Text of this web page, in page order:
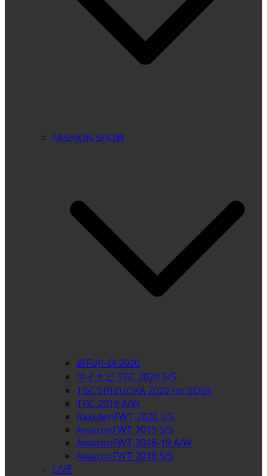
FASHION SHOW
超FUJI-Q! 2020
マイナビ TGC 2020 S/S
TGC SHIZUOKA 2020 for SDGs
TGC 2019 A/W
RakutenFWT 2020 S/S
AmazonFWT 2019 S/S
AmazonFWT 2018-19 A/W
AmazonFWT 2018 S/S
LIVE